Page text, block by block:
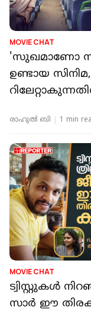
MOVIE CHAT
'സുഖമാണോ
ഉണ്ടായ
രാഹുൽ ബി 1 min
MOVIE CHAT
ട്വിസ്റ്റുകള്‍
സാര്‍ ഈ